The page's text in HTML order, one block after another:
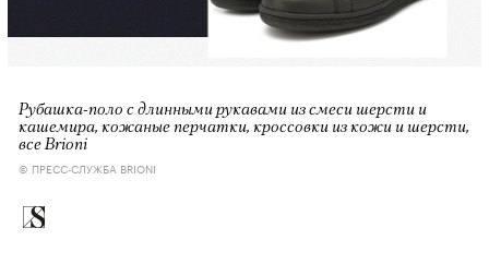
Рубашка-поло с длинными рукавами из смеси шерсти и
кашемира, кожаные перчатки, кроссовки из кожи и шерсти,
все Brioni
© ПРЕСС-СЛУЖБА BRIONI